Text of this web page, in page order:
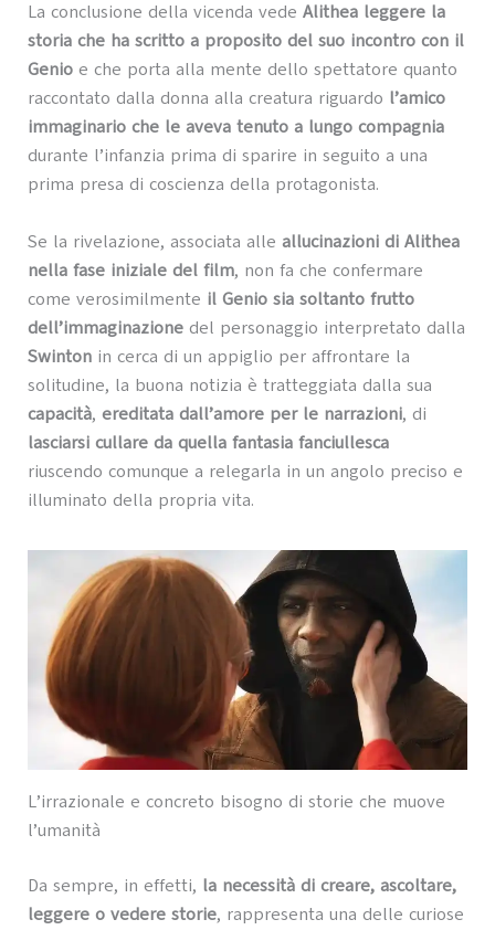
La conclusione della vicenda vede Alithea leggere la
storia che ha scritto a proposito del suo incontro con il
Genioe che porta alla mente dello spettatore quanto
raccontato dalla donna alla creatura riguardo l’amico
immaginario che le aveva tenuto a lungo compagnia
durante l’infanzia prima di sparire in seguito a una
prima presa di coscienza della protagonista.
Se la rivelazione, associata alle allucinazioni di Alithea
nella fase iniziale del film, non fa che confermare
come verosimilmente il Genio sia soltanto frutto
dell’immaginazionedel personaggio interpretato dalla
Swintonin cerca di un appiglio per affrontare la
solitudine, la buona notizia è tratteggiata dalla sua
capacità, ereditata dall’amore per le narrazioni, di
lasciarsi cullare da quella fantasia fanciullesca
riuscendo comunque a relegarla in un angolo preciso e
illuminato della propria vita.
L’irrazionale e concreto bisogno di storie che muove
l’umanità
Da sempre, in effetti, la necessità di creare, ascoltare,
leggere o vedere storie, rappresenta una delle curiose